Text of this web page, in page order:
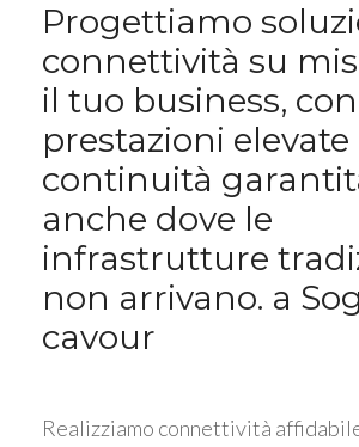
Progettiamo
connettività su
il tuo business, con
prestazioni elevate
continuità
anche dove le
infrastrutture
non arrivano. a
cavour
Realizziamo connettività